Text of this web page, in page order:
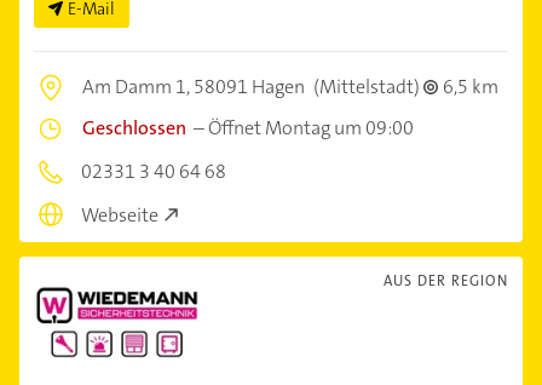
E-Mail
Am Damm 1,58091 Hagen (Mittelstadt)
6,5 km
Geschlossen –Öffnet Montag um 09:00
02331 3 40 64 68
Webseite
AUS DER REGION